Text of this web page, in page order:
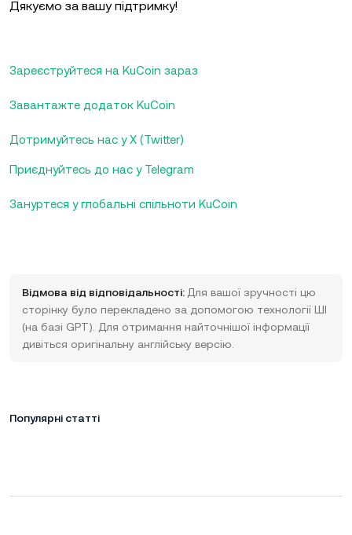
Дякуємо за вашу підтримку!
Зареєструйтеся на KuCoin зараз
Завантажте додаток KuCoin
Дотримуйтесь нас у X (Twitter)
Приєднуйтесь до нас у Telegram
Зануртеся у глобальні спільноти KuCoin
Відмова від відповідальності: Для вашої зручності цю
сторінку було перекладено за допомогою технології ШІ
(на базі GPT). Для отримання найточнішої інформації
дивіться оригінальну англійську версію.
Популярні статті